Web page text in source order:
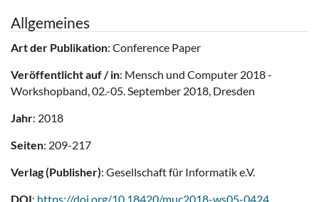
Allgemeines
Art der Publikation: Conference Paper
Veröffentlicht auf / in: Mensch und Computer 2018 -
Workshopband, 02.-05. September 2018, Dresden
Jahr: 2018
Seiten: 209-217
Verlag (Publisher): Gesellschaft für Informatik e.V.
DOI: https://doi.org/10.18420/muc2018-ws05-0424